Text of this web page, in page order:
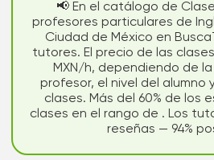
📢 En el catálogo de
profesores particulares de
Ciudad de México en
tutores. El precio de las
MXN/h, dependiendo de
profesor, el nivel del alumno
clases. Más del 60% de los
clases en el rango de . Los
reseñas — 94%